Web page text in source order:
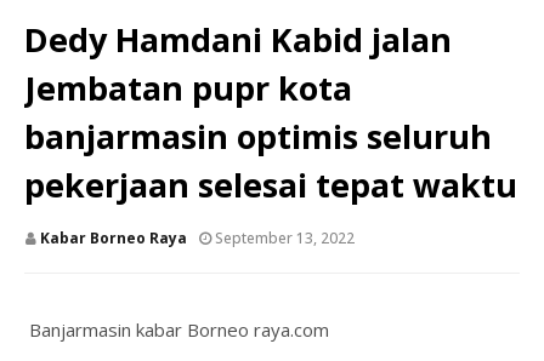
Dedy Hamdani Kabid jalan
Jembatan pupr kota
banjarmasin optimis seluruh
pekerjaan selesai tepat waktu
Kabar Borneo Raya September 13, 2022
Banjarmasin kabar Borneo raya.com